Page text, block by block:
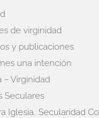
de virginidad
y publicaciones
una intención
– Virginidad
Seculares
Iglesia, Secularidad